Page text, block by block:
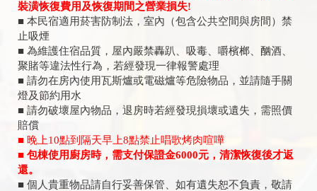
裝潢恢復費用及恢復期間之營業損失!
■ 本民宿適用菸害防制法，室內（包含公共空間與房間）禁
止吸煙
■ 為維護住宿品質，屋內嚴禁轟趴、吸毒、嚼檳榔、酗酒、
聚賭等違法性行為，若經發現一律報警處理
■ 請勿在房內使用瓦斯爐或電磁爐等危險物品，並請隨手關
燈及節約用水
■ 請勿破壞屋內物品，退房時若經發現損壞或遺失，需照價
賠償
■ 晚上10點到隔天早上8點禁止唱歌烤肉喧嘩
■ 包棟使用廚房時，需支付保證金6000元，清潔恢復後才返
還。
■ 個人貴重物品請自行妥善保管、如有遺失恕不負責，敬請